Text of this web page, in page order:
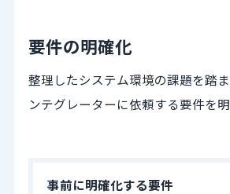
要件の明確化
整理したシステム環境の課題を踏
ンテグレーターに依頼する要件を明
事前に明確化する要件